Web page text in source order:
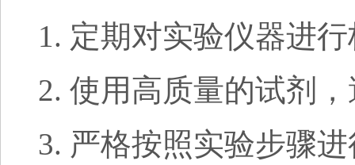
1. 定期对实验仪器进
2. 使用高质量的试剂
3. 严格按照实验步骤